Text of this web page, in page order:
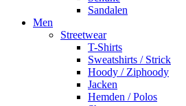
Sandalen
Men
Streetwear
T-Shirts
Sweatshirts / Strick
Hoody / Ziphoody
Jacken
Hemden / Polos